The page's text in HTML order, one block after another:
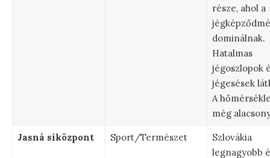
része, ahol a
dominálnak.
Hatalmas
jégoszlopok
jégesések
A
még
Jasná síközpont Sport/Természet
Szlovákia
legnagyobb